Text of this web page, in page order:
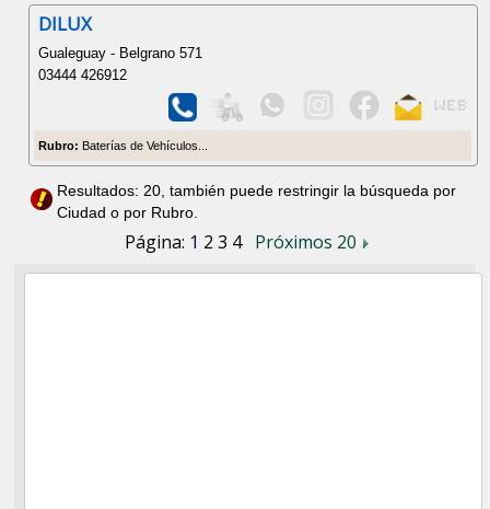
DILUX
Gualeguay - Belgrano 571
03444 426912
Rubro: Baterías de Vehículos...
Resultados: 20, también puede restringir la búsqueda por
Ciudad o por Rubro.
Página: 1 2 3 4 Próximos 20